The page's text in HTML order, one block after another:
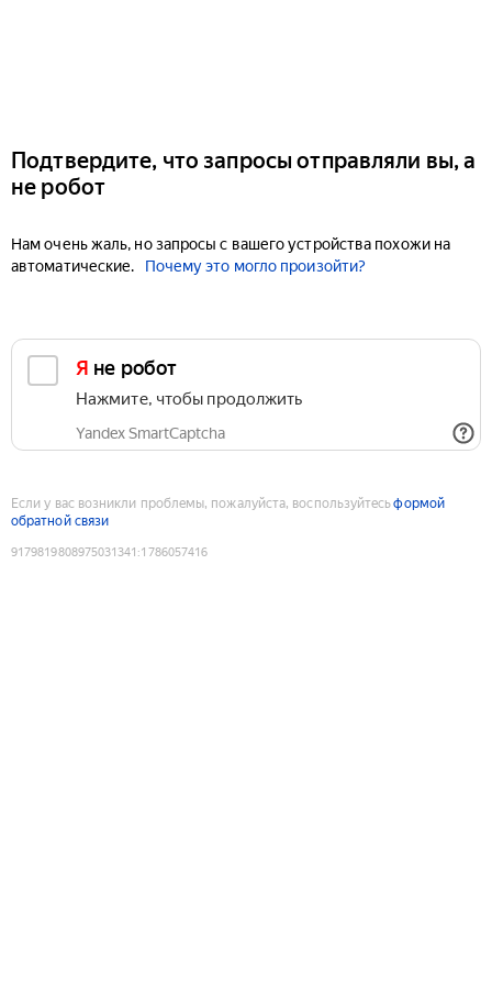
Подтвердите, что запросы отправляли вы, а
не робот
Нам очень жаль, но запросы с вашего устройства похожи на
автоматические.
Почему это могло произойти?
Я не робот
Нажмите, чтобы продолжить
Yandex SmartCaptcha
Если у вас возникли проблемы, пожалуйста, воспользуйтесьформой
обратной связи
9179819808975031341 :1786057416